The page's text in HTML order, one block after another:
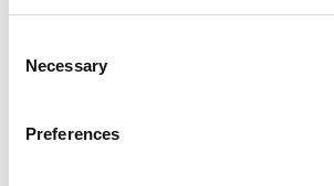
Selection
Necessary
Preferences
versuchen Sie es später noch einmal